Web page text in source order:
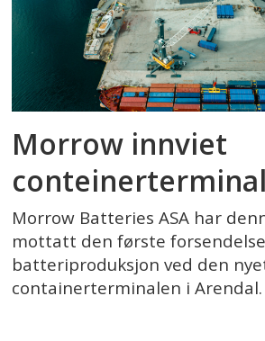
Morrow innviet
conteinerterminal
Morrow Batteries ASA har
mottatt den første
batteriproduksjon ved den
containerterminalen i Arendal.